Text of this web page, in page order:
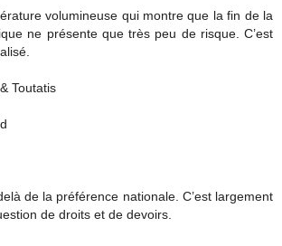
volumineuse qui montre que la fin de la
ne présente que très peu de risque. C’est
Toutatis
de la préférence nationale. C’est largement
de droits et de devoirs.